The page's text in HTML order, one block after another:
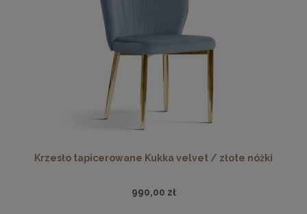
Krzesło tapicerowane Kukka velvet / złote nóżki
990,00 zł